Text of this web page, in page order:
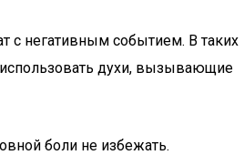
с негативным событием. В таких
духи, вызывающие
боли не избежать.